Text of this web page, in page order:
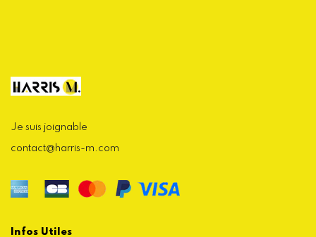
Je suis joignable
contact@harris-m.com
Infos Utiles